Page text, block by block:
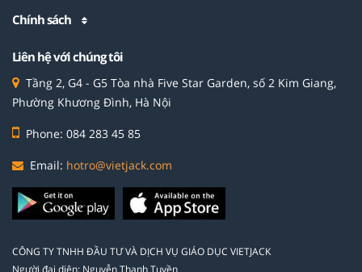
Chính sách
Liên hệ với chúng tôi
Tầng 2, G4 - G5 Tòa nhà Five Star Garden, số 2 Kim Giang,
Phường Khương Đình, Hà Nội
Phone: 084 283 45 85
Email: hotro@vietjack.com
CÔNG TY TNHH ĐẦU TƯ VÀ DỊCH VỤ GIÁO DỤC VIETJACK
Người đại diện: Nguyễn Thanh Tuyền